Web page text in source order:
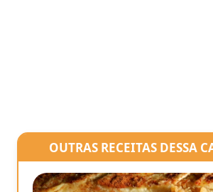
OUTRAS RECEITAS DESSA